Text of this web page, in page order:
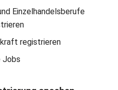
Einzelhandelsberufe
registrieren
Jobs